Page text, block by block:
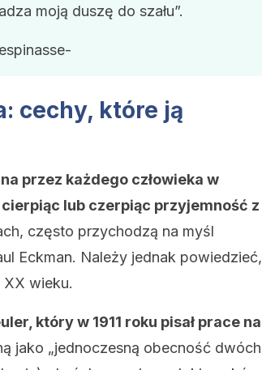
moją duszę do szału”.
cechy, które ją
przez każdego człowieka w
lub czerpiąc przyjemność z
często przychodzą na myśl
Eckman. Należy jednak powiedzieć,
wieku.
który w 1911 roku pisał prace na
jako „jednoczesną obecność dwóch